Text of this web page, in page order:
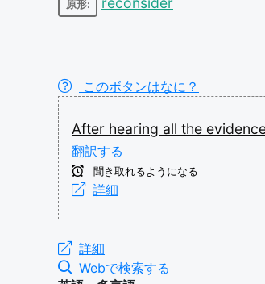
原形:
このボタンはなに？
After hearing all the
翻訳する
聞き取れるようになる
詳細
詳細
Webで検索する